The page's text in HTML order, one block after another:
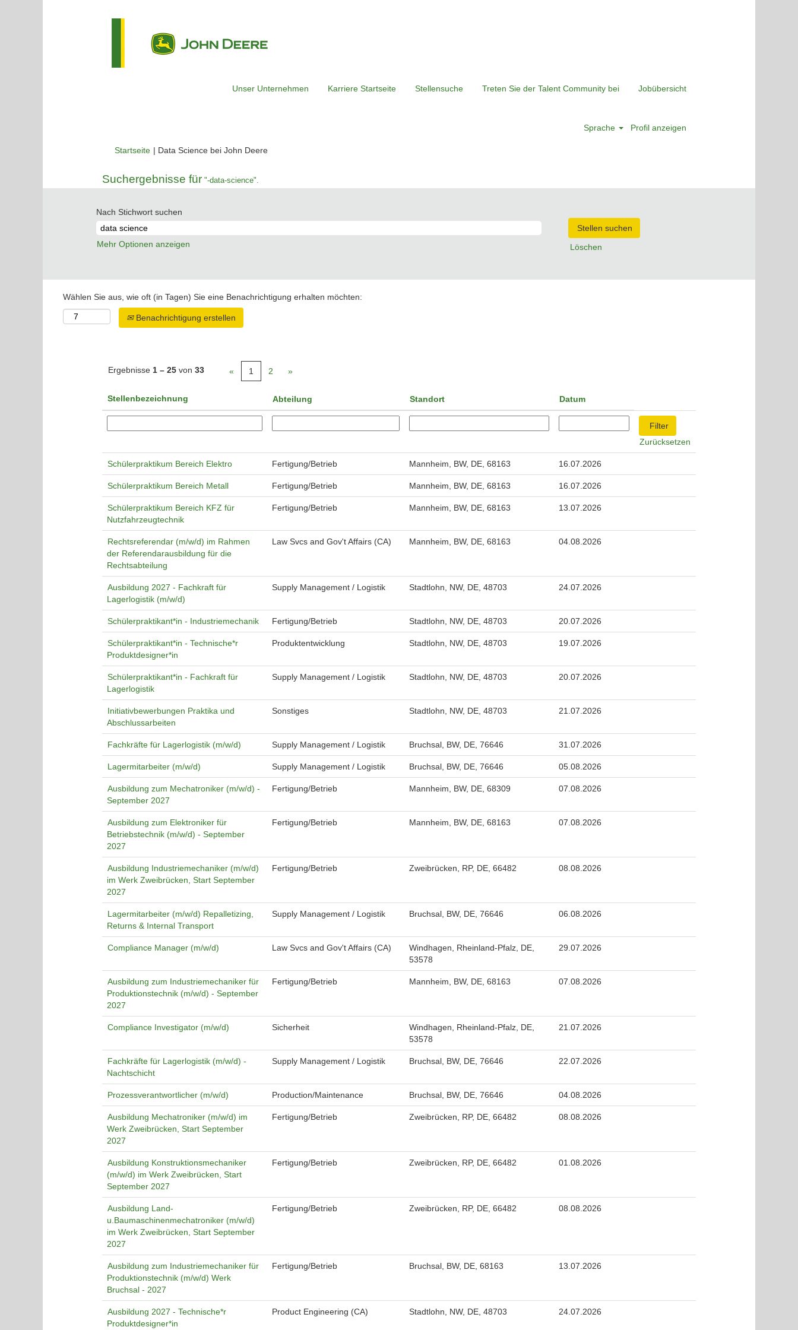
Unser Unternehmen Karriere Startseite Stellensuche Treten Sie der Talent Community bei Jobübersicht
Sprache Profil anzeigen
Startseite | Data Science bei John Deere(aktuelle
Suchergebnisse für "-data-science".
Nach Stichwort suchen
Mehr Optionen anzeigen Löschen
Wählen Sie aus, wie oft (in Tagen) Sie eine Benachrichtigung erhalten möchten:
Benachrichtigung erstellen
Ergebnisse 1 – 25 von 33 « 1 2 »
Stellenbezeichnung Abteilung Standort Datum
Zurücksetzen
Schülerpraktikum Bereich Elektro Fertigung/Betrieb Mannheim, BW, DE, 68163 16.07.2026
Schülerpraktikum Bereich Metall Fertigung/Betrieb Mannheim, BW, DE, 68163 16.07.2026
Schülerpraktikum Bereich KFZ für
Nutzfahrzeugtechnik
Fertigung/Betrieb Mannheim, BW, DE, 68163 13.07.2026
Rechtsreferendar (m/w/d) im Rahmen
der Referendarausbildung für die
Rechtsabteilung
Law Svcs and Gov't Affairs (CA) Mannheim, BW, DE, 68163 04.08.2026
Ausbildung 2027 - Fachkraft für
Lagerlogistik (m/w/d)
Supply Management / Logistik Stadtlohn, NW, DE, 48703 24.07.2026
Schülerpraktikant*in - Industriemechanik Fertigung/Betrieb Stadtlohn, NW, DE, 48703 20.07.2026
Schülerpraktikant*in - Technische*r
Produktdesigner*in
Produktentwicklung Stadtlohn, NW, DE, 48703 19.07.2026
Schülerpraktikant*in - Fachkraft für
Lagerlogistik
Supply Management / Logistik Stadtlohn, NW, DE, 48703 20.07.2026
Initiativbewerbungen Praktika und
Abschlussarbeiten
Sonstiges Stadtlohn, NW, DE, 48703 21.07.2026
Fachkräfte für Lagerlogistik (m/w/d) Supply Management / Logistik Bruchsal, BW, DE, 76646 31.07.2026
Lagermitarbeiter (m/w/d) Supply Management / Logistik Bruchsal, BW, DE, 76646 05.08.2026
Ausbildung zum Mechatroniker (m/w/d) -
September 2027
Fertigung/Betrieb Mannheim, BW, DE, 68309 07.08.2026
Ausbildung zum Elektroniker für
Betriebstechnik (m/w/d) - September
2027
Fertigung/Betrieb Mannheim, BW, DE, 68163 07.08.2026
Ausbildung Industriemechaniker (m/w/d)
im Werk Zweibrücken, Start September
2027
Fertigung/Betrieb Zweibrücken, RP, DE, 66482 08.08.2026
Lagermitarbeiter (m/w/d) Repalletizing,
Returns & Internal Transport
Supply Management / Logistik Bruchsal, BW, DE, 76646 06.08.2026
Compliance Manager (m/w/d) Law Svcs and Gov't Affairs (CA)
Windhagen, Rheinland-Pfalz, DE,
53578
29.07.2026
Ausbildung zum Industriemechaniker für
Produktionstechnik (m/w/d) - September
2027
Fertigung/Betrieb Mannheim, BW, DE, 68163 07.08.2026
Compliance Investigator (m/w/d) Sicherheit
Windhagen, Rheinland-Pfalz, DE,
53578
21.07.2026
Fachkräfte für Lagerlogistik (m/w/d) -
Nachtschicht
Supply Management / Logistik Bruchsal, BW, DE, 76646 22.07.2026
Prozessverantwortlicher (m/w/d) Production/Maintenance Bruchsal, BW, DE, 76646 04.08.2026
Ausbildung Mechatroniker (m/w/d) im
Werk Zweibrücken, Start September
2027
Fertigung/Betrieb Zweibrücken, RP, DE, 66482 08.08.2026
Ausbildung Konstruktionsmechaniker
(m/w/d) im Werk Zweibrücken, Start
September 2027
Fertigung/Betrieb Zweibrücken, RP, DE, 66482 01.08.2026
Ausbildung Land-
u.Baumaschinenmechatroniker (m/w/d)
im Werk Zweibrücken, Start September
2027
Fertigung/Betrieb Zweibrücken, RP, DE, 66482 08.08.2026
Ausbildung zum Industriemechaniker für
Produktionstechnik (m/w/d) Werk
Bruchsal - 2027
Fertigung/Betrieb Bruchsal, BW, DE, 68163 13.07.2026
Ausbildung 2027 - Technische*r
Produktdesigner*in
Product Engineering (CA) Stadtlohn, NW, DE, 48703 24.07.2026